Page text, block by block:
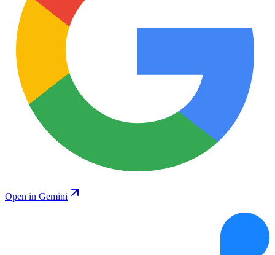
Open in Gemini